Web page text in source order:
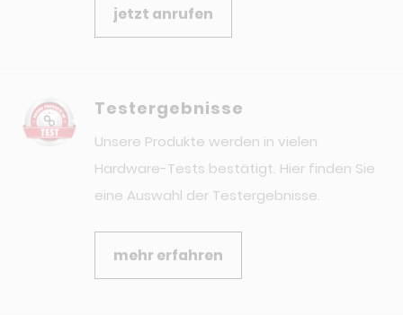
jetzt anrufen
Testergebnisse
Unsere Produkte werden in vielen
Hardware-Tests bestätigt. Hier finden Sie
eine Auswahl der Testergebnisse.
mehr erfahren